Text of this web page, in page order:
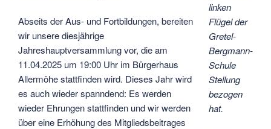
linken
Flügel der
Gretel-
Bergmann-
Schule
Stellung
bezogen
hat.
Abseits der Aus- und Fortbildungen, bereiten
wir unsere diesjährige
Jahreshauptversammlung vor, die am
11.04.2025 um 19:00 Uhr im Bürgerhaus
Allermöhe stattfinden wird. Dieses Jahr wird
es auch wieder spanndend: Es werden
wieder Ehrungen stattfinden und wir werden
über eine Erhöhung des Mitgliedsbeitrages